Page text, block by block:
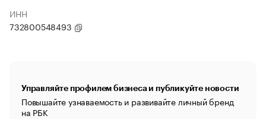
ИНН
732800548493
Управляйте профилем бизнеса и публикуйте новости
Повышайте узнаваемость и развивайте личный бренд
на РБК